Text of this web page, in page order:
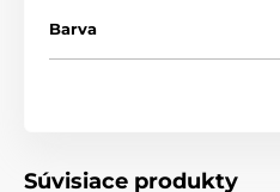
Barva
Súvisiace produkty